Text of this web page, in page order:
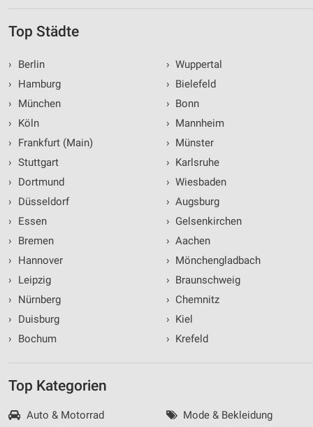
Top Städte
›
Berlin
›
Hamburg
›
München
›
Köln
›
Frankfurt (Main)
› Stuttgart
›
Dortmund
›
Düsseldorf
›
Essen
›
Bremen
›
Hannover
›
Leipzig
›
Nürnberg
›
Duisburg
›
Bochum
› Wuppertal
› Bielefeld
› Bonn
› Mannheim
› Münster
› Karlsruhe
› Wiesbaden
› Augsburg
› Gelsenkirchen
› Aachen
› Mönchengladbach
› Braunschweig
› Chemnitz
› Kiel
› Krefeld
Top Kategorien
Auto & Motorrad
Mode & Bekleidung